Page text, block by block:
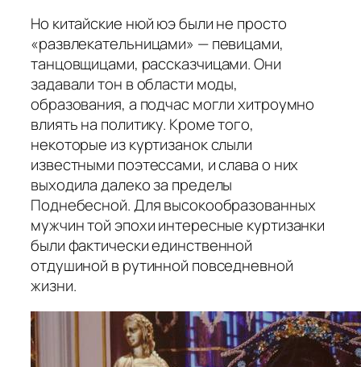
Но китайские нюй юэ были не просто
«развлекательницами» — певицами,
танцовщицами, рассказчицами. Они
задавали тон в области моды,
образования, а подчас могли хитроумно
влиять на политику. Кроме того,
некоторые из куртизанок слыли
известными поэтессами, и слава о них
выходила далеко за пределы
Поднебесной. Для высокообразованных
мужчин той эпохи интересные куртизанки
были фактически единственной
отдушиной в рутинной повседневной
жизни.